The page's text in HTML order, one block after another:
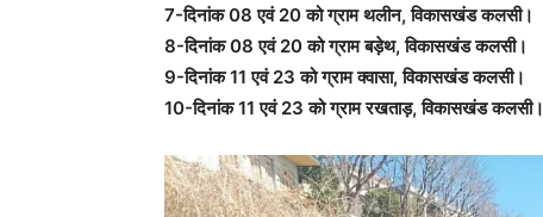
7-दिनांक 08 एवं 20 को ग्राम थलीन, विकासखंड कलसी।
8-दिनांक 08 एवं 20 को ग्राम बड़ेथ, विकासखंड कलसी।
9-दिनांक 11 एवं 23 को ग्राम क्वासा, विकासखंड कलसी।
10-दिनांक 11 एवं 23 को ग्राम रखताड़, विकासखंड कलसी।